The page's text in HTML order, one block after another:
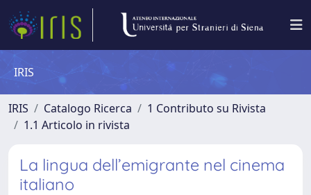
IRIS
IRIS Catalogo Ricerca
1 Contributo su Rivista
1.1 Articolo in rivista
La lingua dell’emigrante nel cinema
italiano